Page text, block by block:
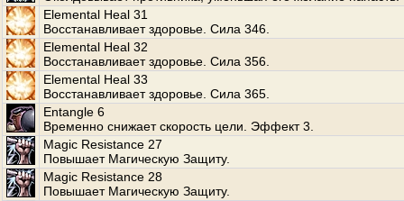
Elemental Heal 31
Восстанавливает здоровье. Сила 346.
Elemental Heal 32
Восстанавливает здоровье. Сила 356.
Elemental Heal 33
Восстанавливает здоровье. Сила 365.
Entangle 6
Временно снижает скорость цели. Эффект 3.
Magic Resistance 27
Повышает Магическую Защиту.
Magic Resistance 28
Повышает Магическую Защиту.